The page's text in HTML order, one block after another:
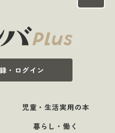
・ログイン
児童・生活実用の本
暮らし・働く